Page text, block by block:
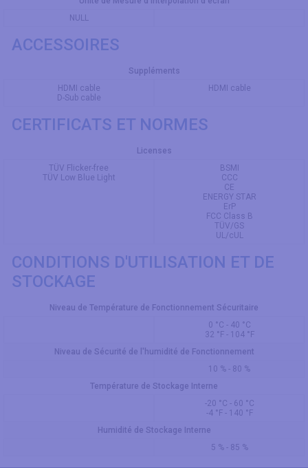
NULL
ACCESSOIRES
Suppléments
HDMI cable
D-Sub cable
HDMI cable
CERTIFICATS ET NORMES
Licenses
TÜV Flicker-free
TÜV Low Blue Light
BSMI
CCC
CE
ENERGY STAR
ErP
FCC Class B
TÜV/GS
UL/cUL
CONDITIONS D'UTILISATION ET DE
STOCKAGE
Niveau de Température de Fonctionnement Sécuritaire
0 °C - 40 °C
32 °F - 104 °F
Niveau de Sécurité de l'humidité de Fonctionnement
10 % - 80 %
Température de Stockage Interne
-20 °C - 60 °C
-4 °F - 140 °F
Humidité de Stockage Interne
5 % - 85 %